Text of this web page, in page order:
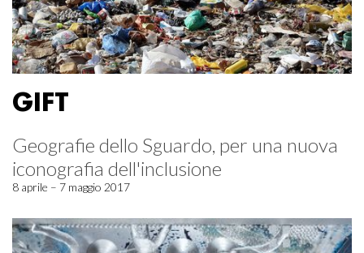
GIFT
Geografie dello Sguardo, per una nuova
iconografia dell'inclusione
8 aprile – 7 maggio 2017